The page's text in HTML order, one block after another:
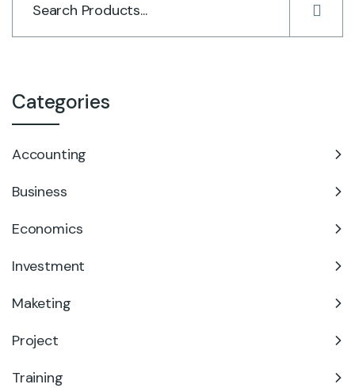
Categories
Accounting
Business
Economics
Investment
Maketing
Project
Training